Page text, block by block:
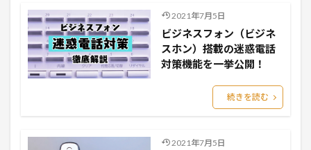
2021年7月5日
ビジネスフォン（ビジネ
スホン）搭載の迷惑電話
対策機能を一挙公開！
続きを読む
2021年7月5日